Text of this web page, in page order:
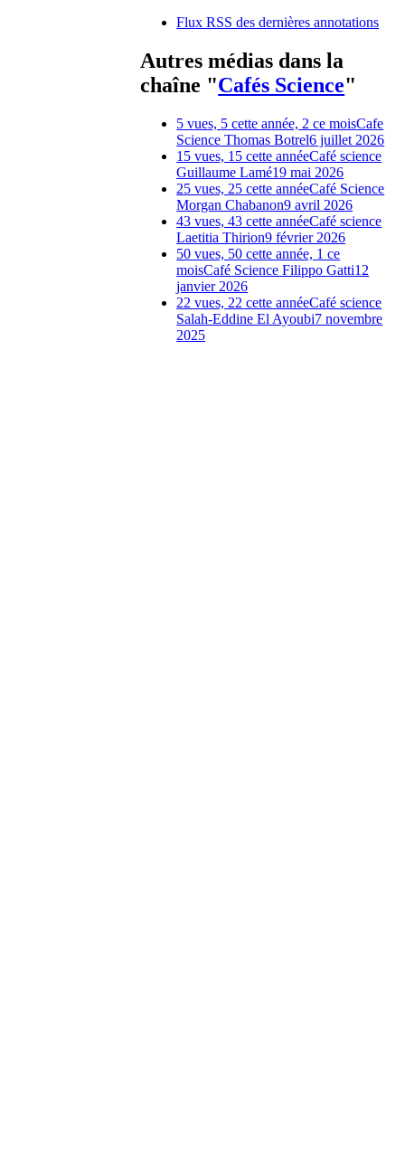
Flux RSS des dernières annotations
Autres médias dans la
chaîne "Cafés Science"
5 vues, 5 cette année, 2 ce moisCafe
Science Thomas Botrel6 juillet 2026
15 vues, 15 cette annéeCafé science
Guillaume Lamé19 mai 2026
25 vues, 25 cette annéeCafé Science
Morgan Chabanon9 avril 2026
43 vues, 43 cette annéeCafé science
Laetitia Thirion9 février 2026
50 vues, 50 cette année, 1 ce
moisCafé Science Filippo Gatti12
janvier 2026
22 vues, 22 cette annéeCafé science
Salah-Eddine El Ayoubi7 novembre
2025